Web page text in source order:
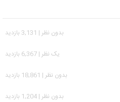
بدون نظر | 3,131 بازدید
يک نظر | 6,367 بازدید
بدون نظر | 18,861 بازدید
بدون نظر | 1,204 بازدید